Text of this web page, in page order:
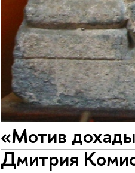
«Мотив
Дмитрия